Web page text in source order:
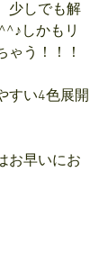
少しでも解
しかもリ
ゃう！！！
すい4色展開
お早いにお